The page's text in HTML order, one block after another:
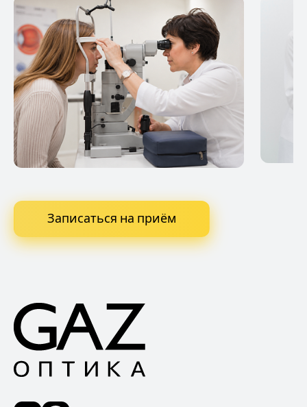
Записаться на приём